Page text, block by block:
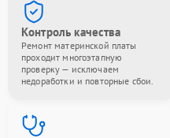
Контроль качества
Ремонт материнской платы
проходит многоэтапную
проверку — исключаем
недоработки и повторные сбои.